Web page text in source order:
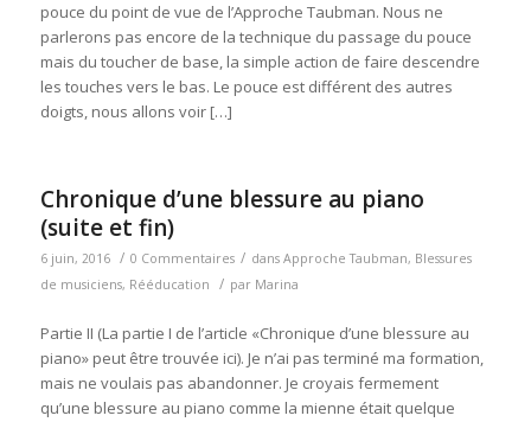
pouce du point de vue de l’Approche Taubman. Nous ne
parlerons pas encore de la technique du passage du pouce
mais du toucher de base, la simple action de faire descendre
les touches vers le bas. Le pouce est différent des autres
doigts, nous allons voir […]
Chronique d’une blessure au piano
(suite et fin)
6 juin, 2016 / 0 Commentaires / dans Approche Taubman, Blessures
de musiciens, Rééducation / par Marina
Partie II (La partie I de l’article «Chronique d’une blessure au
piano» peut être trouvée ici). Je n’ai pas terminé ma formation,
mais ne voulais pas abandonner. Je croyais fermement
qu’une blessure au piano comme la mienne était quelque